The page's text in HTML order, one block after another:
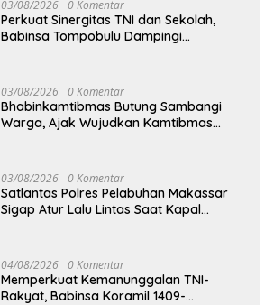
03/08/2026 0 Komentar
Perkuat Sinergitas TNI dan Sekolah,
Babinsa Tompobulu Dampingi
03/08/2026 0 Komentar
Bhabinkamtibmas Butung Sambangi
Warga, Ajak Wujudkan Kamtibmas
03/08/2026 0 Komentar
Satlantas Polres Pelabuhan Makassar
Sigap Atur Lalu Lintas Saat Kapal
04/08/2026 0 Komentar
Memperkuat Kemanunggalan TNI-
Rakyat, Babinsa Koramil 1409-